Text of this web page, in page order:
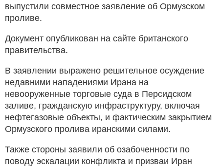
выпустили совместное заявление об Ормузском
проливе.
Документ опубликован на сайте британского
правительства.
В заявлении выражено решительное осуждение
недавними нападениями Ирана на
невооруженные торговые суда в Персидском
заливе, гражданскую инфраструктуру, включая
нефтегазовые объекты, и фактическим закрытием
Ормузского пролива иранскими силами.
Также стороны заявили об озабоченности по
поводу эскалации конфликта и призваи Иран